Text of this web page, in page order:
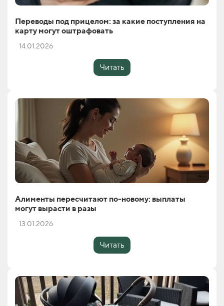
Переводы под прицелом: за какие поступления на
карту могут оштрафовать
14.01.2026
Читать
Алименты пересчитают по-новому: выплаты
могут вырасти в разы
13.01.2026
Читать